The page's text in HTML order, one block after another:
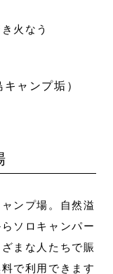
火なう
ャンプ垢）
ンプ場。自然溢
ソロキャンパー
まな人たちで賑
で利用できます